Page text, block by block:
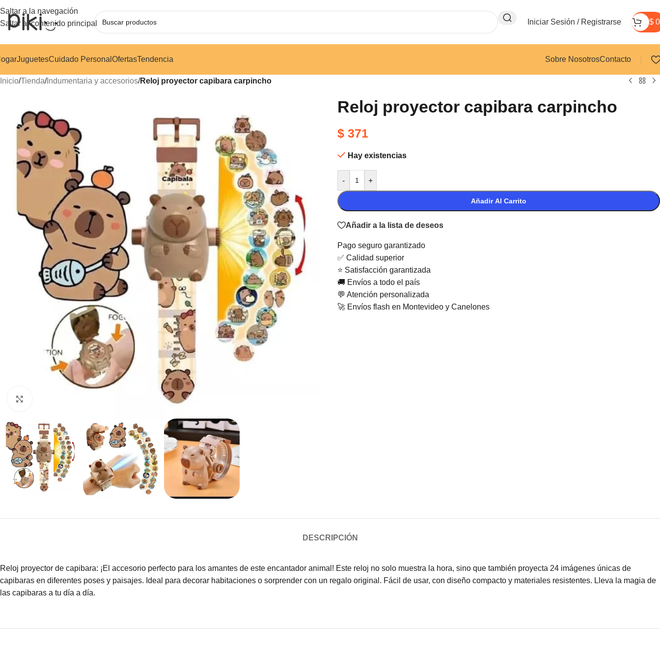
Saltar a la navegación
Saltar al contenido principal
Iniciar Sesión / Registrarse $ 0
JuguetesCuidado Personal OfertasTendencia Sobre NosotrosContacto
Inicio/Tienda/Indumentaria y accesorios/Reloj proyector capibara carpincho
Reloj proyector capibara carpincho
$ 371
Hay existencias
- +
Añadir Al Carrito
Añadir a la lista de deseos
Pago seguro garantizado
✅ Calidad superior
⭐ Satisfacción garantizada
🚚 Envíos a todo el país
💬 Atención personalizada
🚀 Envíos flash en Montevideo y Canelones
DESCRIPCIÓN
Reloj proyector de capibara: ¡El accesorio perfecto para los amantes de este encantador animal! Este reloj no solo muestra la hora, sino que también proyecta 24 imágenes únicas de
capibaras en diferentes poses y paisajes. Ideal para decorar habitaciones o sorprender con un regalo original. Fácil de usar, con diseño compacto y materiales resistentes. Lleva la magia de
las capibaras a tu día a día.